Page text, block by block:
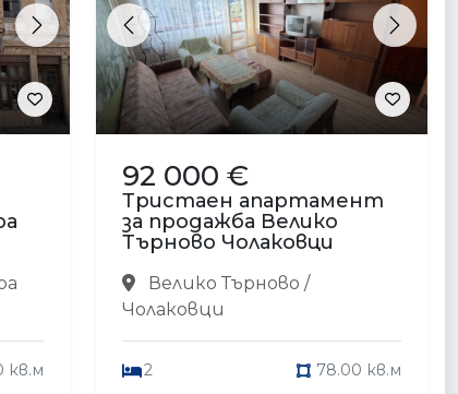
Next
кв.м
Previous Next
92 000 €
Тристаен апартамент
за продажба Велико
Търново Чолаковци
Велико Търново /
Чолаковци
2 78.00 кв.м